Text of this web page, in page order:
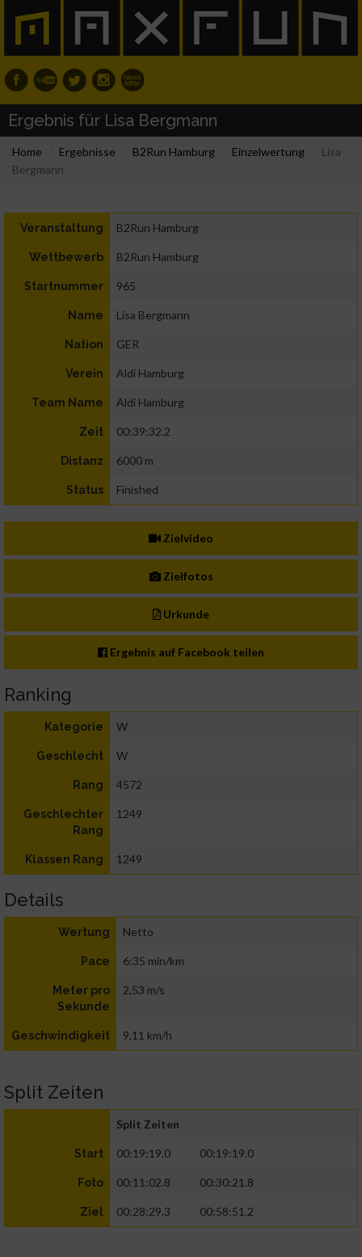
Ergebnis für Lisa Bergmann
Home Ergebnisse B2Run Hamburg Einzelwertung
Lisa
Bergmann
Veranstaltung B2Run Hamburg
Wettbewerb B2Run Hamburg
Startnummer 965
Name Lisa Bergmann
Nation GER
Verein Aldi Hamburg
Team Name Aldi Hamburg
Zeit 00:39:32.2
Distanz 6000 m
Status Finished
Zielvideo
Zielfotos
Urkunde
Ergebnis auf Facebook teilen
Ranking
Kategorie W
Geschlecht W
Rang 4572
Geschlechter
Rang
1249
Klassen Rang 1249
Details
Wertung Netto
Pace 6:35 min/km
Meter pro
Sekunde
2,53 m/s
Geschwindigkeit 9,11 km/h
Split Zeiten
Split Zeiten
Start 00:19:19.0 00:19:19.0
Foto 00:11:02.8 00:30:21.8
Ziel 00:28:29.3 00:58:51.2